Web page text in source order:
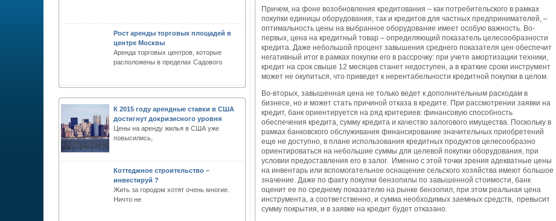
Рост аренды торговых площадей в
центре Москвы
Аренда торговых центров, которые
расположены в пределах Садового
К 2015 году арендные ставки в США
достигнут докризисного уровня
Цены на аренду жилья в США уже
повысились,
Коттеджное строительство –
инвестируй ?
Жить за городом хотят очень многие.
Ничто не
Причем, на фоне возобновления кредитования – как потребительского в рамках
покупки единицы оборудования, так и кредитов для частных предпринимателей, –
оптимальность цены на выбранное оборудование имеет особую важность. Во-
первых, цена на кредитный товар – определяющий показатель целесообразности
кредита. Даже небольшой процент завышения среднего показателя цен обеспечит
негативный итог в рамках покупки его в рассрочку: при учете амортизации техники,
кредит на срок свыше 12 месяцев станет недоступен, а в краткие сроки инструмент
может не окупиться, что приведет к нерентабельности кредитной покупки в целом.
Во-вторых, завышенная цена не только ведет к дополнительным расходам в
бизнесе, но и может стать причиной отказа в кредите. При рассмотрении заявки на
кредит, банк ориентируется на ряд критериев: финансовую способность
обеспечения кредита, сумму кредита и качество залогового имущества. Поскольку в
рамках банковского обслуживания финансирование значительных приобретений
еще не доступно, в плане использования кредитных продуктов целесообразно
ориентироваться на небольшие суммы для целевой покупки оборудования, при
условии предоставления его в залог. Именно с этой точки зрения адекватные цены
на инвентарь или вспомогательное оснащение сельского хозяйства имеют большое
значение. Даже по факту покупки бензопилы по завышенной стоимости, банк
оценит ее по среднему показателю на рынке бензопил, при этом реальная цена
инструмента, а соответственно, и сумма необходимых заемных средств, превысит
сумму покрытия, и в заявке на кредит будет отказано.